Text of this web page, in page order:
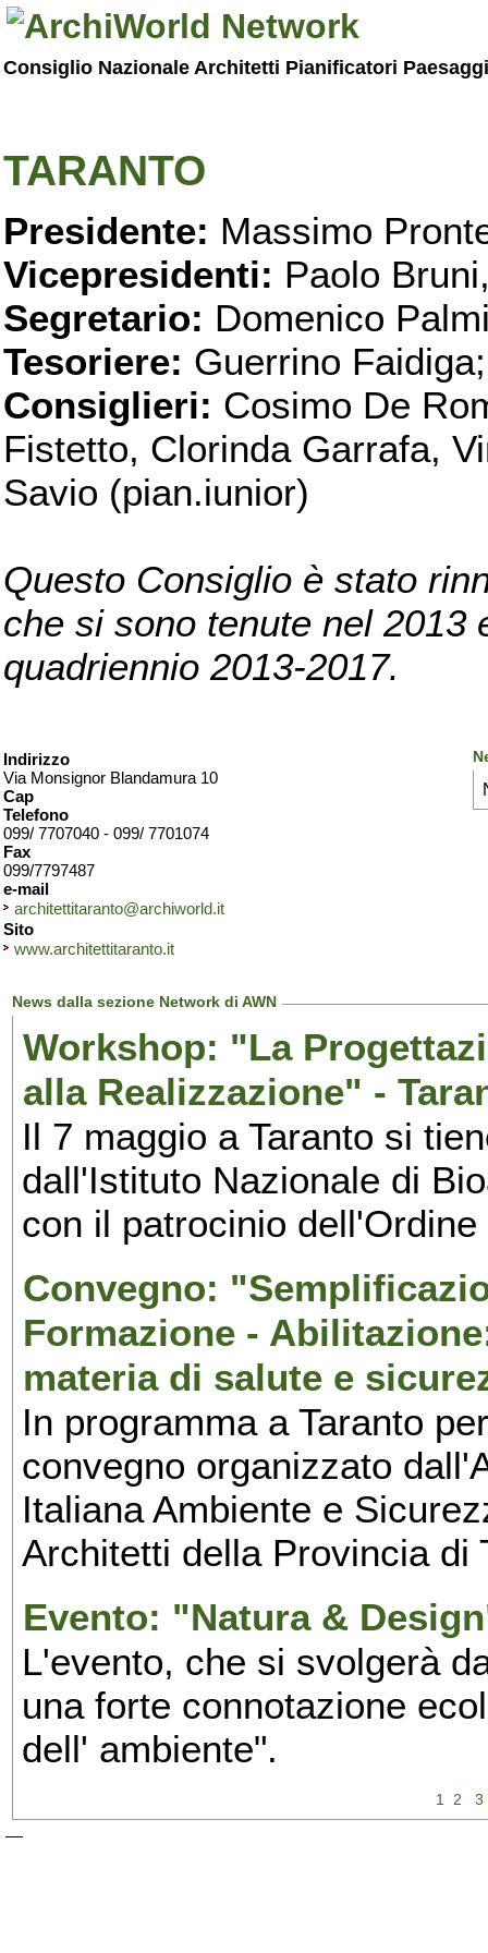
Consiglio Nazionale Architetti Pianificatori
TARANTO
Presidente: Massimo
Vicepresidenti: Paolo
Segretario: Domenico
Tesoriere: Guerrino Faidiga;
Consiglieri: Cosimo De
Fistetto, Clorinda Garrafa,
Savio (pian.iunior)
Questo Consiglio è stato
che si sono tenute nel 2013
quadriennio 2013-2017.
Indirizzo
Via Monsignor Blandamura 10
Cap
Telefono
099/ 7707040 - 099/ 7701074
Fax
099/7797487
e-mail
architettitaranto@archiworld.it
Sito
www.architettitaranto.it
News dalla sezione Network di AWN
Workshop: "La
alla Realizzazione" -
Il 7 maggio a Taranto si
dall'Istituto Nazionale di
con il patrocinio
Convegno:
Formazione -
materia di salute e
In programma a Taranto
convegno organizzato
Italiana Ambiente e
Architetti della Provincia di
Evento: "Natura &
L'evento, che si svolgerà
una forte connotazione
dell' ambiente".
1 2 3